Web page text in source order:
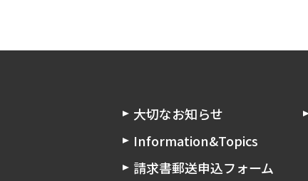
大切なお知らせ
Information&Topics
請求書郵送申込フォーム